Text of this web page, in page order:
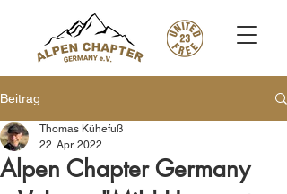
Beitrag
Alpen Chapter Germany
Thomas Kühefuß
22. Apr. 2022